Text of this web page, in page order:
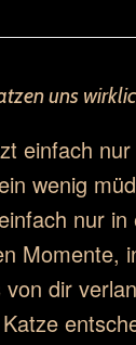
uns
einfach
wenig
nur
Momente,
von dir